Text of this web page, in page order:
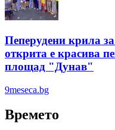
Пеперудени крила
открита е красива
площад "Дунав"
9meseca.bg
Времето